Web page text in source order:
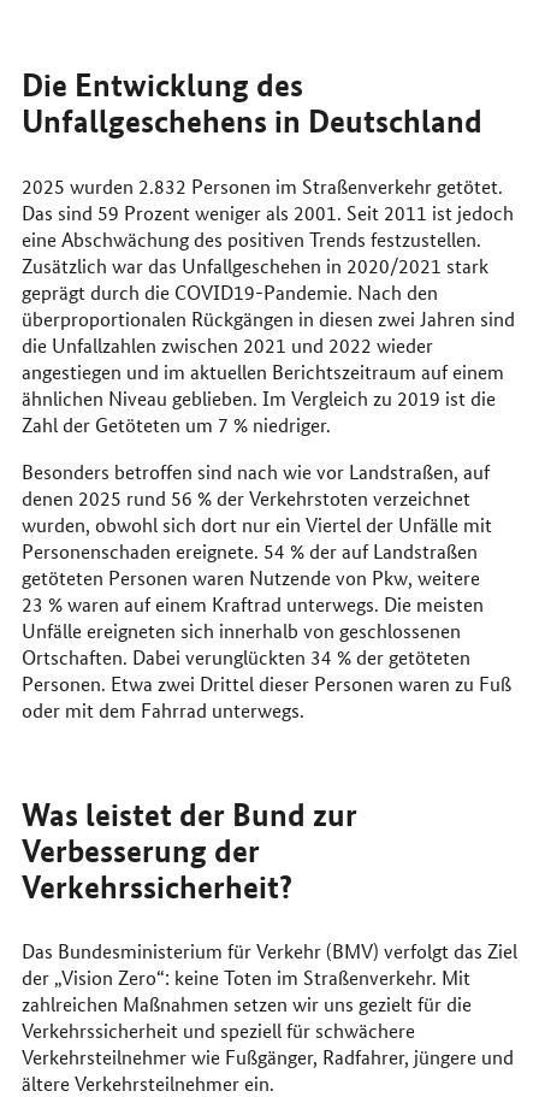
Die Entwicklung des
Unfallgeschehens in Deutschland
2025 wurden 2.832 Personen im Straßenverkehr getötet.
Das sind 59 Prozent weniger als 2001. Seit 2011 ist jedoch
eine Abschwächung des positiven Trends festzustellen.
Zusätzlich war das Unfallgeschehen in 2020/2021 stark
geprägt durch die COVID19-Pandemie. Nach den
überproportionalen Rückgängen in diesen zwei Jahren sind
die Unfallzahlen zwischen 2021 und 2022 wieder
angestiegen und im aktuellen Berichtszeitraum auf einem
ähnlichen Niveau geblieben. Im Vergleich zu 2019 ist die
Zahl der Getöteten um 7 % niedriger.
Besonders betroffen sind nach wie vor Landstraßen, auf
denen 2025 rund 56 % der Verkehrstoten verzeichnet
wurden, obwohl sich dort nur ein Viertel der Unfälle mit
Personenschaden ereignete. 54 % der auf Landstraßen
getöteten Personen waren Nutzende von Pkw, weitere
23 % waren auf einem Kraftrad unterwegs. Die meisten
Unfälle ereigneten sich innerhalb von geschlossenen
Ortschaften. Dabei verunglückten 34 % der getöteten
Personen. Etwa zwei Drittel dieser Personen waren zu Fuß
oder mit dem Fahrrad unterwegs.
Was leistet der Bund zur
Verbesserung der
Verkehrssicherheit?
Das Bundesministerium für Verkehr (BMV) verfolgt das Ziel
der „Vision Zero“: keine Toten im Straßenverkehr. Mit
zahlreichen Maßnahmen setzen wir uns gezielt für die
Verkehrssicherheit und speziell für schwächere
Verkehrsteilnehmer wie Fußgänger, Radfahrer, jüngere und
ältere Verkehrsteilnehmer ein.